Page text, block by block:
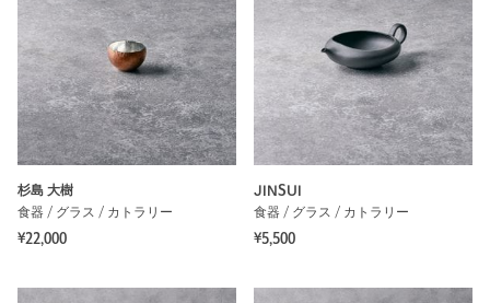
杉島 大樹
食器 / グラス / カトラリー
¥22,000
JINSUI
食器 / グラス / カトラリー
¥5,500